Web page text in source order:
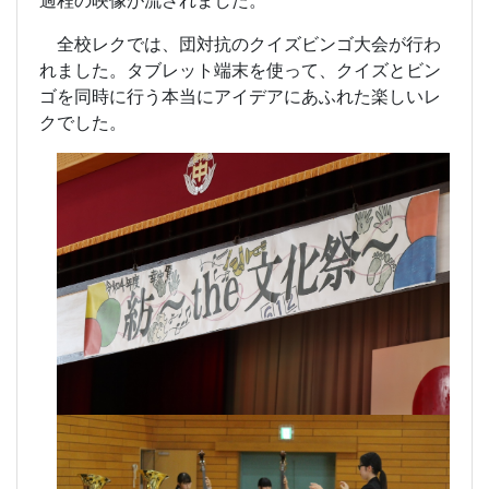
全校レクでは、団対抗のクイズビンゴ大会が行わ
れました。タブレット端末を使って、クイズとビン
ゴを同時に行う本当にアイデアにあふれた楽しいレ
クでした。